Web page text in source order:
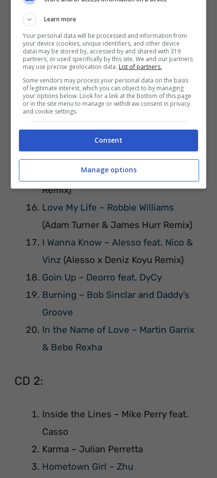
feat. Zeeba
Other People – LP (Rivaz Remix)
Give U Up – Calvin
Just Hold On – Steve Aoki & Louis
Tomlinson
I Feel so Bad – Kungs feat.
Ephemerals
Only One – Sigala and Digital Farm
Animals(Radio Edit)
Move Your Body – Sia (Alan Walker
Remix)
Love My Life – Robbie Williams
(Adam Turner & James Hurr Remix)
I Wanna Know – Alesso feat. Nico &
Vinz (Alesso x Deniz Koyu Remix)
Goin Up – Deorro feat. DyCy
Burning – Bob Sinclar and Daddy’s
Groove
In the Name of Love – Martin Garrix
& Bebe Rexha
CD 2:
Inside the Lines – Mike Perry feat.
Casso
Karma – Julian Perretta
Hometown Girl – Zhu
Learn more
Your personal data will be processed and information from
your device (cookies, unique identifiers, and other device
data) may be stored by, accessed by and shared with 319
partners, or used specifically by this site. We and our partners
may use precise geolocation data. List of partners.
Some vendors may process your personal data on the basis
of legitimate interest, which you can object to by managing
your options below. Look for a link at the bottom of this page
or in the site menu to manage or withdraw consent in privacy
and cookie settings.
Consent
Manage options